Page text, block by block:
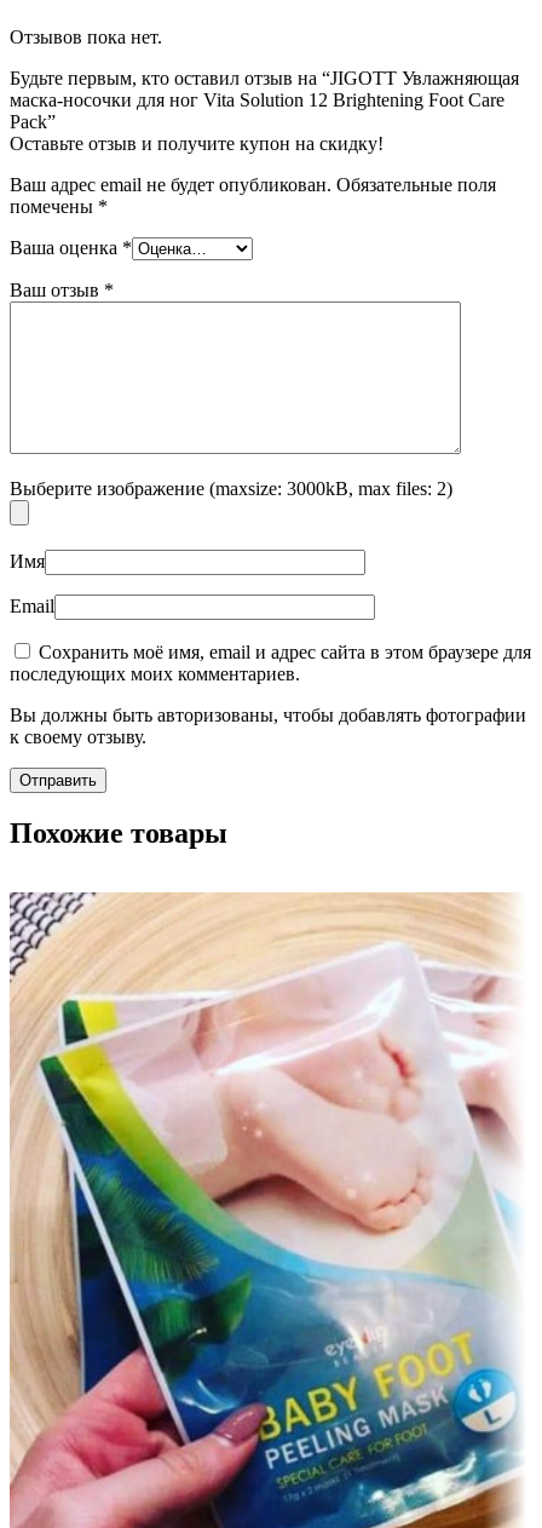
Отзывов пока нет.
Будьте первым, кто оставил отзыв на “JIGOTT Увлажняющая
маска-носочки для ног Vita Solution 12 Brightening Foot Care
Pack”
Оставьте отзыв и получите купон на скидку!
Ваш адрес email не будет опубликован. Обязательные поля
помечены *
Ваша оценка *
Ваш отзыв *
Выберите изображение (maxsize: 3000kB, max files: 2)
Имя
Email
Сохранить моё имя, email и адрес сайта в этом браузере для
последующих моих комментариев.
Вы должны быть авторизованы, чтобы добавлять фотографии
к своему отзыву.
Похожие товары